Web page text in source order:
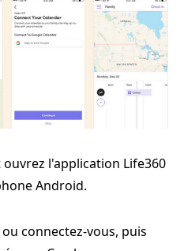
ouvrez l'application Life360
Android.
connectez-vous, puis